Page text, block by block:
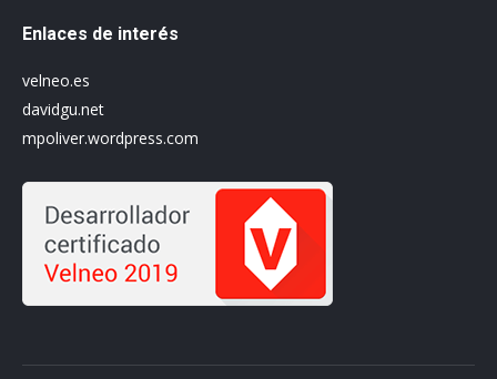
Enlaces de interés
velneo.es
davidgu.net
mpoliver.wordpress.com